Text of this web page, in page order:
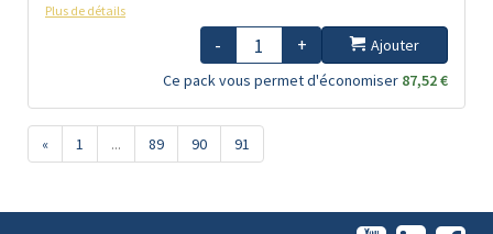
Plus de détails
- +
Ajouter
Ce pack vous permet d'économiser 87,52 €
« 1 ... 89 90 91